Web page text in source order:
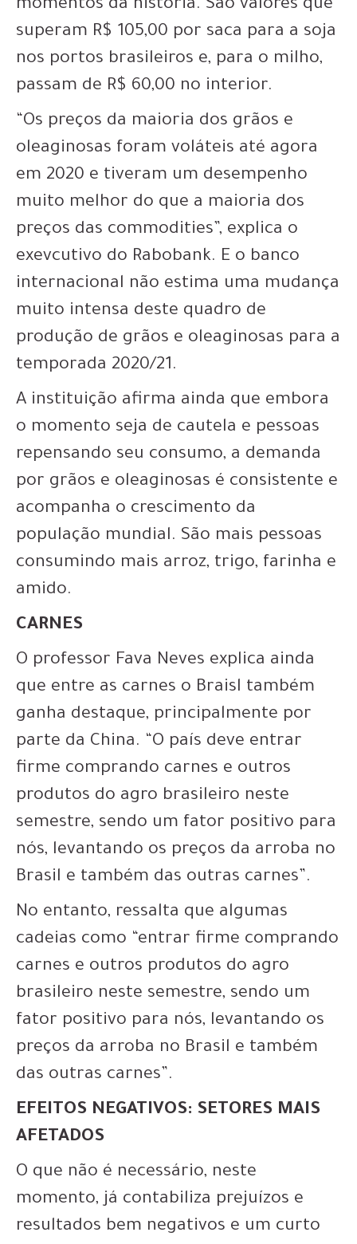
momentos da história. São valores que
superam R$ 105,00 por saca para a soja
nos portos brasileiros e, para o milho,
passam de R$ 60,00 no interior.
“Os preços da maioria dos grãos e
oleaginosas foram voláteis até agora
em 2020 e tiveram um desempenho
muito melhor do que a maioria dos
preços das commodities”, explica o
exevcutivo do Rabobank. E o banco
internacional não estima uma mudança
muito intensa deste quadro de
produção de grãos e oleaginosas para a
temporada 2020/21.
A instituição afirma ainda que embora
o momento seja de cautela e pessoas
repensando seu consumo, a demanda
por grãos e oleaginosas é consistente e
acompanha o crescimento da
população mundial. São mais pessoas
consumindo mais arroz, trigo, farinha e
amido.
CARNES
O professor Fava Neves explica ainda
que entre as carnes o Braisl também
ganha destaque, principalmente por
parte da China. “O país deve entrar
firme comprando carnes e outros
produtos do agro brasileiro neste
semestre, sendo um fator positivo para
nós, levantando os preços da arroba no
Brasil e também das outras carnes”.
No entanto, ressalta que algumas
cadeias como “entrar firme comprando
carnes e outros produtos do agro
brasileiro neste semestre, sendo um
fator positivo para nós, levantando os
preços da arroba no Brasil e também
das outras carnes”.
EFEITOS NEGATIVOS: SETORES MAIS
AFETADOS
O que não é necessário, neste
momento, já contabiliza prejuízos e
resultados bem negativos e um curto